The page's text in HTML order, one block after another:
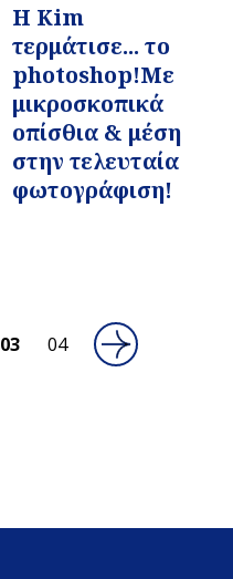
Η Κim
τερμάτισε... το
photoshop!Με
μικροσκοπικά
οπίσθια & μέση
στην τελευταία
φωτογράφιση!
03 04